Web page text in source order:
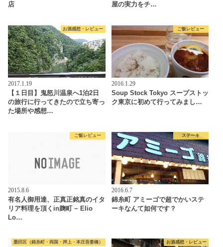
店
屋の実力をチ…
お酒感想・レビュー
2017.1.19
【１日目】鬼怒川温泉へ1泊2日
の旅行に行ってきたので立ち寄っ
た場所や感想…
ご飯レビュー
2016.1.29
Soup Stock Tokyo スープストッ
ク東京に初めて行ってみまし…
ご飯レビュー
2015.8.6
有名人御用達、正真正銘真のイタ
リア料理を頂くin麹町 ~ Elio
Lo…
ステーキ
2016.6.7
錦糸町 アミーゴで超でかいステ
ーキなんて如何です？
墨田区（錦糸町・両国・押上・本庄吾妻橋） お酒感想・レビュー